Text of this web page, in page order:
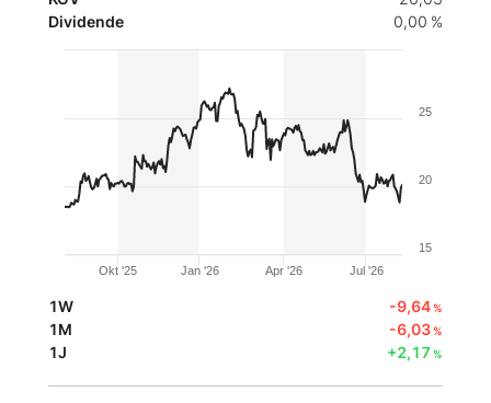
Dividende
0,00 %
Okt '25 Jan '26 Apr '26 Jul '26
15
20
25
1W -9,64%
1M -6,03%
1J +2,17 %